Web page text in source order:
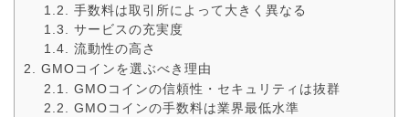
手数料は取引所によって大きく異なる
サービスの充実度
流動性の高さ
GMOコインを選ぶべき理由
GMOコインの信頼性・セキュリティは抜群
GMOコインの手数料は業界最低水準